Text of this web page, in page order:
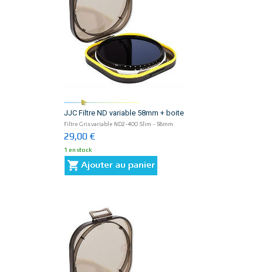
JJC Filtre ND variable 58mm + boite
Filtre Gris variable ND2-400 Slim - 58mm
29,00 €
1 en stock